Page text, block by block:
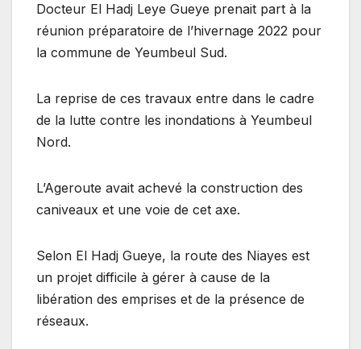
Docteur El Hadj Leye Gueye prenait part à la
réunion préparatoire de l’hivernage 2022 pour
la commune de Yeumbeul Sud.
La reprise de ces travaux entre dans le cadre
de la lutte contre les inondations à Yeumbeul
Nord.
L’Ageroute avait achevé la construction des
caniveaux et une voie de cet axe.
Selon El Hadj Gueye, la route des Niayes est
un projet difficile à gérer à cause de la
libération des emprises et de la présence de
réseaux.